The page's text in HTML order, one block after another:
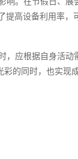
高设备利用率
应根据自身活
的同时，也实现